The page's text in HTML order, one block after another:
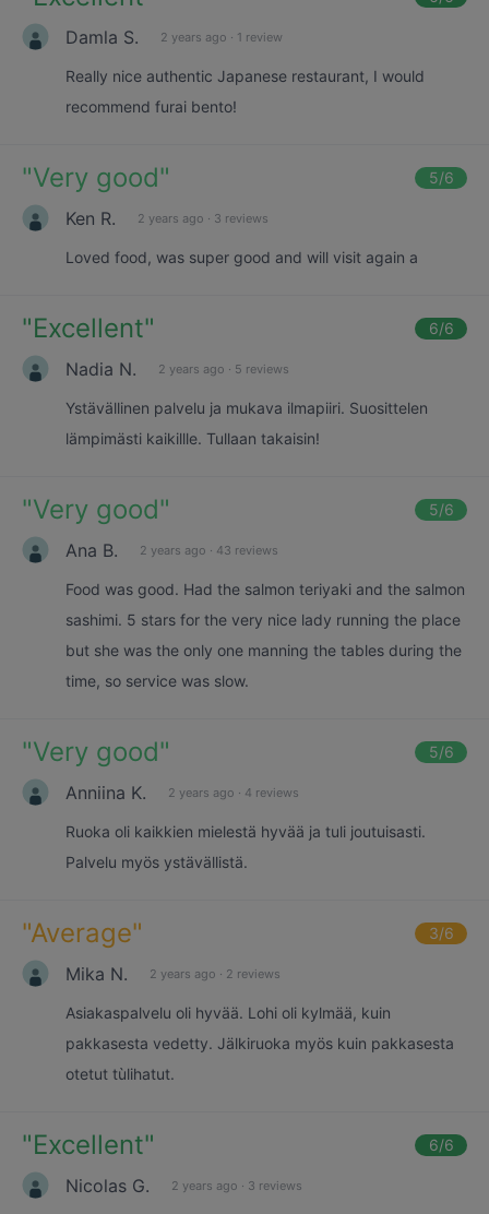
Damla S. 2 years ago · 1 review
Really nice authentic Japanese restaurant, I would
recommend furai bento!
"Very good" 5/6
Ken R. 2 years ago · 3 reviews
Loved food, was super good and will visit again a
"Excellent" 6/6
Nadia N. 2 years ago · 5 reviews
Ystävällinen palvelu ja mukava ilmapiiri. Suosittelen
lämpimästi kaikillle. Tullaan takaisin!
"Very good" 5/6
Ana B. 2 years ago · 43 reviews
Food was good. Had the salmon teriyaki and the salmon
sashimi. 5 stars for the very nice lady running the place
but she was the only one manning the tables during the
time, so service was slow.
"Very good" 5/6
Anniina K. 2 years ago · 4 reviews
Ruoka oli kaikkien mielestä hyvää ja tuli joutuisasti.
Palvelu myös ystävällistä.
"Average" 3/6
Mika N. 2 years ago · 2 reviews
Asiakaspalvelu oli hyvää. Lohi oli kylmää, kuin
pakkasesta vedetty. Jälkiruoka myös kuin pakkasesta
otetut tùlihatut.
"Excellent" 6/6
Nicolas G. 2 years ago · 3 reviews